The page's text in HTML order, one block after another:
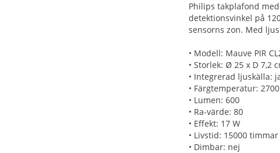
Philips takplafond
detektionsvinkel på
sensorns zon. Med
• Modell: Mauve PIR
• Storlek: Ø 25 x D 7,2
• Integrerad ljuskälla:
• Färgtemperatur:
• Lumen: 600
• Ra-värde: 80
• Effekt: 17 W
• Livstid: 15000 timmar
• Dimbar: nej